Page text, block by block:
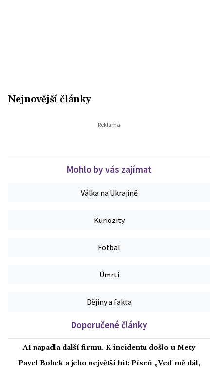
Nejnovější články
Mohlo by vás zajímat
Válka na Ukrajině
Kuriozity
Fotbal
Úmrtí
Dějiny a fakta
Doporučené články
AI napadla další firmu. K incidentu došlo u Mety
Pavel Bobek a jeho největší hit: Píseň „Veď mě dál,